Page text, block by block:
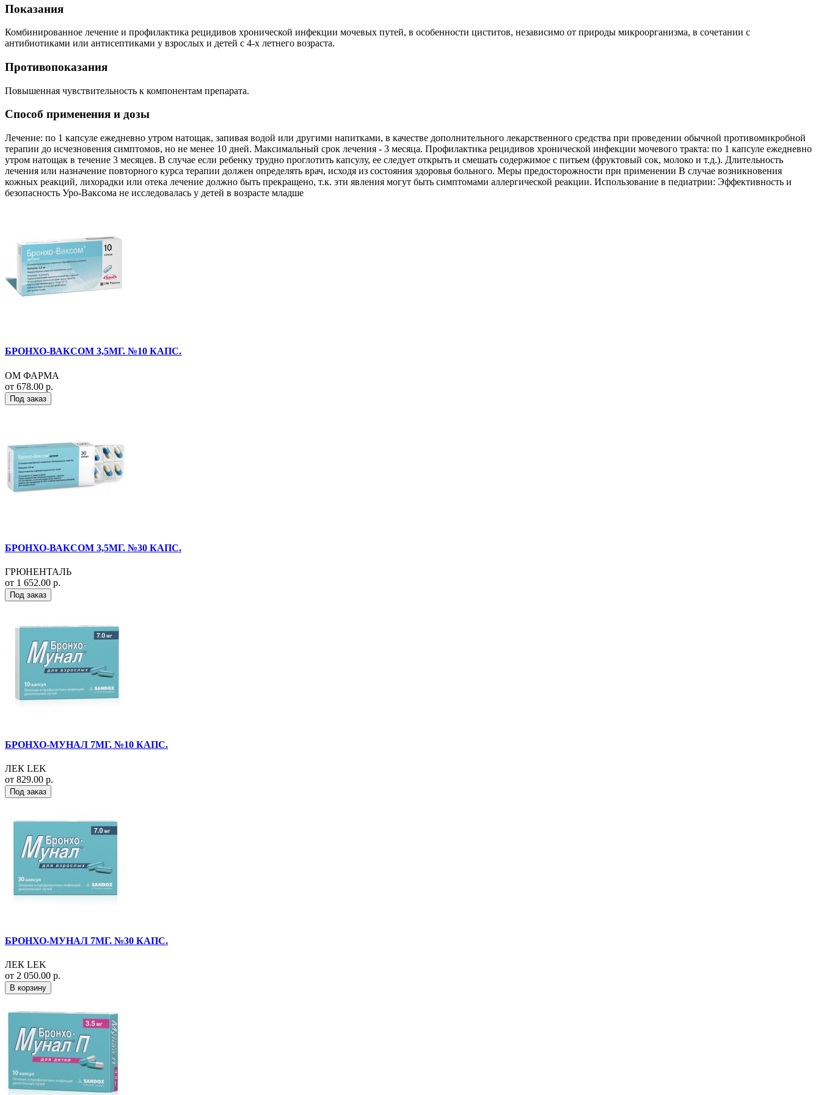
Показания
Комбинированное лечение и профилактика рецидивов хронической инфекции мочевых путей, в особенности циститов, независимо от природы микроорганизма, в сочетании с
антибиотиками или антисептиками у взрослых и детей с 4-х летнего возраста.
Противопоказания
Повышенная чувствительность к компонентам препарата.
Способ применения и дозы
Лечение: по 1 капсуле ежедневно утром натощак, запивая водой или другими напитками, в качестве дополнительного лекарственного средства при проведении обычной противомикробной
терапии до исчезновения симптомов, но не менее 10 дней. Максимальный срок лечения - 3 месяца. Профилактика рецидивов хронической инфекции мочевого тракта: по 1 капсуле ежедневно
утром натощак в течение 3 месяцев. В случае если ребенку трудно проглотить капсулу, ее следует открыть и смешать содержимое с питьем (фруктовый сок, молоко и т.д.). Длительность
лечения или назначение повторного курса терапии должен определять врач, исходя из состояния здоровья больного. Меры предосторожности при применении В случае возникновения
кожных реакций, лихорадки или отека лечение должно быть прекращено, т.к. эти явления могут быть симптомами аллергической реакции. Использование в педиатрии: Эффективность и
безопасность Уро-Ваксома не исследовалась у детей в возрасте младше
БРОНХО-ВАКСОМ 3,5МГ. №10 КАПС.
ОМ ФАРМА
от 678.00 р.
Под заказ
БРОНХО-ВАКСОМ 3,5МГ. №30 КАПС.
ГРЮНЕНТАЛЬ
от 1 652.00 р.
Под заказ
БРОНХО-МУНАЛ 7МГ. №10 КАПС.
ЛЕК LEK
от 829.00 р.
Под заказ
БРОНХО-МУНАЛ 7МГ. №30 КАПС.
ЛЕК LEK
от 2 050.00 р.
В корзину